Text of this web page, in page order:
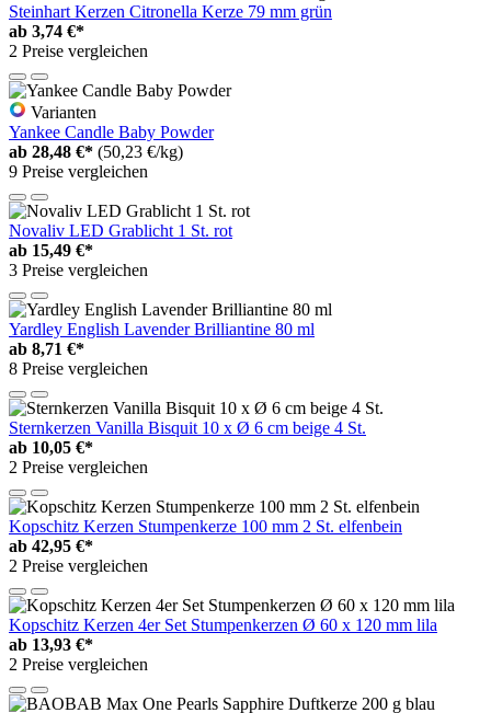
Steinhart Kerzen Citronella Kerze 79 mm grün
ab 3,74 €*
2 Preise vergleichen
Varianten
Yankee Candle Baby Powder
ab 28,48 €* (50,23 €/kg)
9 Preise vergleichen
Novaliv LED Grablicht 1 St. rot
ab 15,49 €*
3 Preise vergleichen
Yardley English Lavender Brilliantine 80 ml
ab 8,71 €*
8 Preise vergleichen
Sternkerzen Vanilla Bisquit 10 x Ø 6 cm beige 4 St.
ab 10,05 €*
2 Preise vergleichen
Kopschitz Kerzen Stumpenkerze 100 mm 2 St. elfenbein
ab 42,95 €*
2 Preise vergleichen
Kopschitz Kerzen 4er Set Stumpenkerzen Ø 60 x 120 mm lila
ab 13,93 €*
2 Preise vergleichen